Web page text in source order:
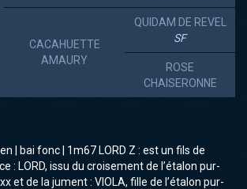
CACAHUETTE
AMAURY
QUIDAM DE REVEL
SF
ROSE
CHAISERONNE
| bai fonc | 1m67 LORD Z : est un fils de
: LORD, issu du croisement de l’étalon pur-
et de la jument : VIOLA, fille de l’étalon pur-